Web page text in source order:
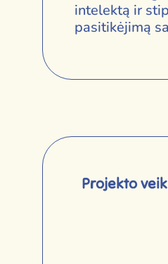
intelektą ir
pasitikėjimą
Projekto